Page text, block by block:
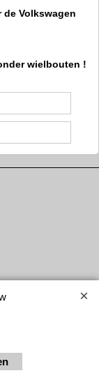
Volkswagen
wielbouten !